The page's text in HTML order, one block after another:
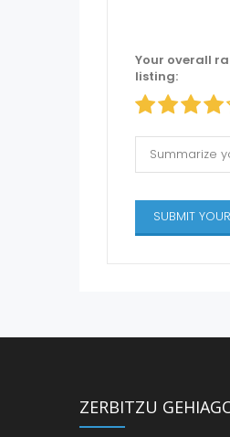
Your overall
listing:
ZERBITZU